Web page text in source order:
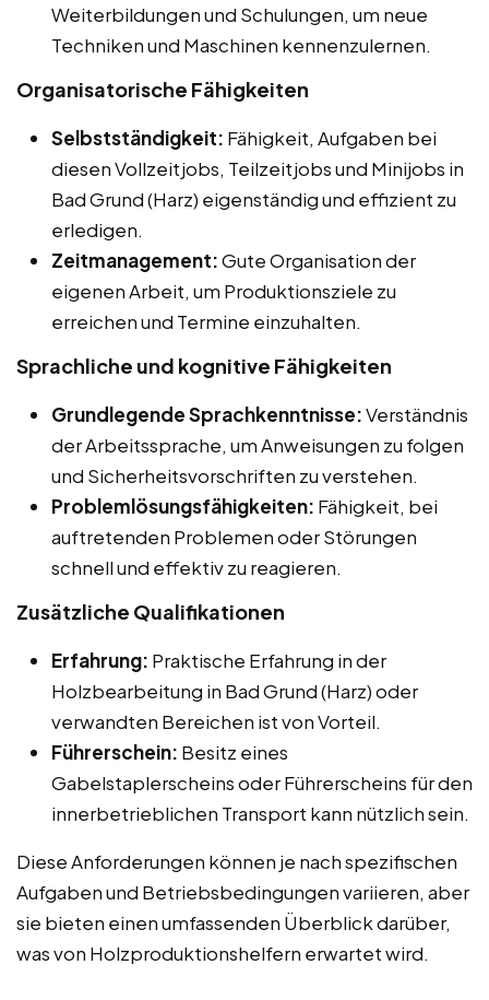
Weiterbildungen und Schulungen, um neue
Techniken und Maschinen kennenzulernen.
Organisatorische Fähigkeiten
Selbstständigkeit: Fähigkeit, Aufgaben bei
diesen Vollzeitjobs, Teilzeitjobs und Minijobs in
Bad Grund (Harz) eigenständig und effizient zu
erledigen.
Zeitmanagement:Gute Organisation der
eigenen Arbeit, um Produktionsziele zu
erreichen und Termine einzuhalten.
Sprachliche und kognitive Fähigkeiten
Grundlegende Sprachkenntnisse:Verständnis
der Arbeitssprache, um Anweisungen zu folgen
und Sicherheitsvorschriften zu verstehen.
Problemlösungsfähigkeiten: Fähigkeit, bei
auftretenden Problemen oder Störungen
schnell und effektiv zu reagieren.
Zusätzliche Qualifikationen
Erfahrung: Praktische Erfahrung in der
Holzbearbeitung in Bad Grund (Harz) oder
verwandten Bereichen ist von Vorteil.
Führerschein: Besitz eines
Gabelstaplerscheins oder Führerscheins für den
innerbetrieblichen Transport kann nützlich sein.
Diese Anforderungen können je nach spezifischen
Aufgaben und Betriebsbedingungen variieren, aber
sie bieten einen umfassenden Überblick darüber,
was von Holzproduktionshelfern erwartet wird.